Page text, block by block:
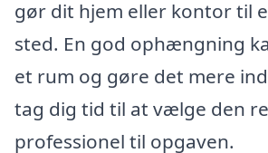
gør dit hjem eller kontor til
sted. En god ophængning
et rum og gøre det mere
tag dig tid til at vælge den
professionel til opgaven.